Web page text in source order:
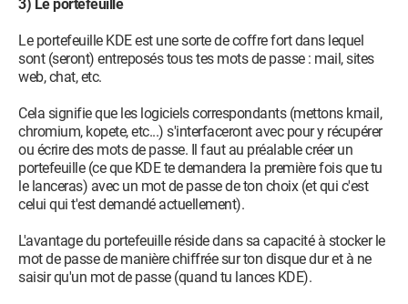
3) Le portefeuille
Le portefeuille KDE est une sorte de coffre fort dans lequel
sont (seront) entreposés tous tes mots de passe : mail, sites
web, chat, etc.
Cela signifie que les logiciels correspondants (mettons kmail,
chromium, kopete, etc...) s'interfaceront avec pour y récupérer
ou écrire des mots de passe. Il faut au préalable créer un
portefeuille (ce que KDE te demandera la première fois que tu
le lanceras) avec un mot de passe de ton choix (et qui c'est
celui qui t'est demandé actuellement).
L'avantage du portefeuille réside dans sa capacité à stocker le
mot de passe de manière chiffrée sur ton disque dur et à ne
saisir qu'un mot de passe (quand tu lances KDE).